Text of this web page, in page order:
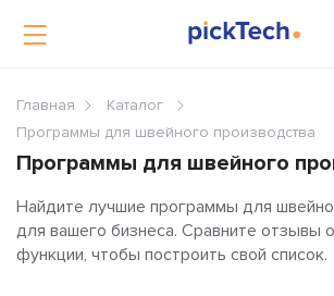
Главная
Каталог
Программы для швейного производства
Программы для швейного
Найдите лучшие программы для
для вашего бизнеса. Сравните отзывы
функции, чтобы построить свой список.